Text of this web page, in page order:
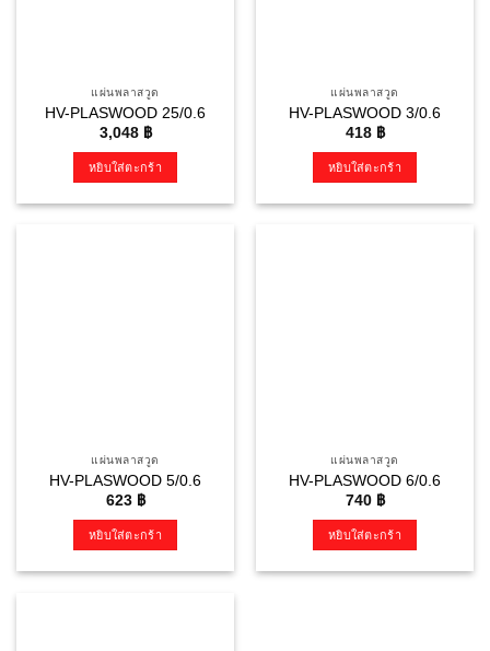
แผ่นพลาสวูด
HV-PLASWOOD 25/0.6
3,048 ฿
หยิบใส่ตะกร้า
แผ่นพลาสวูด
HV-PLASWOOD 3/0.6
418 ฿
หยิบใส่ตะกร้า
แผ่นพลาสวูด
HV-PLASWOOD 5/0.6
623 ฿
หยิบใส่ตะกร้า
แผ่นพลาสวูด
HV-PLASWOOD 6/0.6
740 ฿
หยิบใส่ตะกร้า